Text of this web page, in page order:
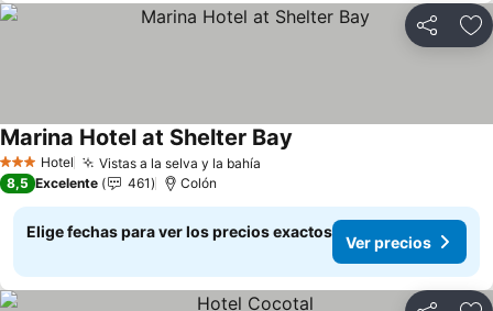
Compartir
3 Estrellas
Hotel Vistas a la selva y la bahía
Marina Hotel at Shelter Bay
8,5 Excelente 461 Colón
Elige fechas para ver los precios exactos
Ver precios